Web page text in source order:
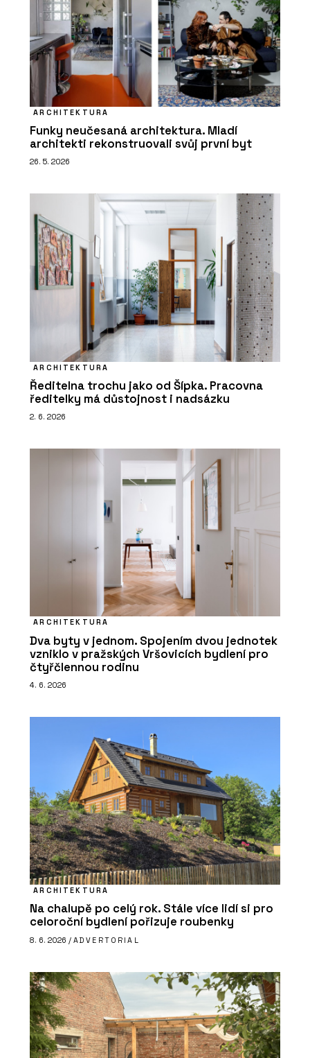
ARCHITEKTURA
Funky neučesaná architektura. Mladí
architekti rekonstruovali svůj první byt
26. 5. 2026
ARCHITEKTURA
Ředitelna trochu jako od Šípka. Pracovna
ředitelky má důstojnost i nadsázku
2. 6. 2026
ARCHITEKTURA
Dva byty v jednom. Spojením dvou jednotek
vzniklo v pražských Vršovicích bydlení pro
čtyřčlennou rodinu
4. 6. 2026
ARCHITEKTURA
Na chalupě po celý rok. Stále více lidí si pro
celoroční bydlení pořizuje roubenky
8. 6. 2026 / ADVERTORIAL